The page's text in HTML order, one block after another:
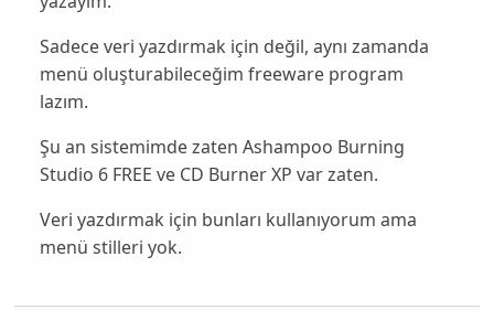
Sadece veri yazdırmak için değil, aynı zamanda
menü oluşturabileceğim freeware program
lazım.
Şu an sistemimde zaten Ashampoo Burning
Studio 6 FREE ve CD Burner XP var zaten.
Veri yazdırmak için bunları kullanıyorum ama
menü stilleri yok.